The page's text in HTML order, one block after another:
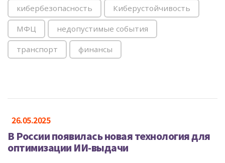
кибербезопасность Киберустойчивость
МФЦ недопустимые события
транспорт финансы
26.05.2025
В России появилась новая технология для
оптимизации ИИ-выдачи